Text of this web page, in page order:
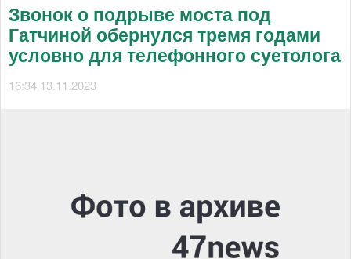
Звонок о подрыве моста под
Гатчиной обернулся тремя годами
условно для телефонного суетолога
16:34 13.11.2023